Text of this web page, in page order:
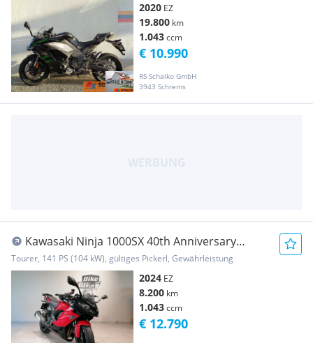
2020 EZ
19.800 km
1.043ccm
RS Schalko GmbH
3943 Schrems
€ 10.990
Kawasaki Ninja 1000SX 40th Anniversary
Sondermodell
Tourer, 141 PS (104 kW), gültiges Pickerl, Gewährleistung
2024 EZ
8.200 km
1.043ccm
€ 12.790